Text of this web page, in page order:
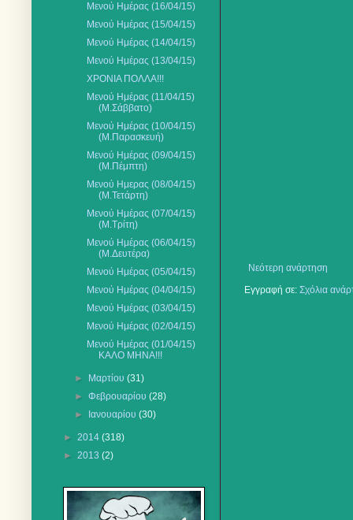
Νεότερη ανάρτηση
Εγγραφή σε: Σχόλια
Μενού Ημέρας (16/04/15)
Μενού Ημέρας (15/04/15)
Μενού Ημέρας (14/04/15)
Μενού Ημέρας (13/04/15)
ΧΡΟΝΙΑ ΠΟΛΛΑ!!!
Μενού Ημέρας (11/04/15)
(Μ.Σάββατο)
Μενού Ημέρας (10/04/15)
(Μ.Παρασκευή)
Μενού Ημέρας (09/04/15)
(Μ.Πέμπτη)
Μενού Ημερας (08/04/15)
(Μ.Τετάρτη)
Μενού Ημέρας (07/04/15)
(Μ.Τρίτη)
Μενού Ημέρας (06/04/15)
(Μ.Δευτέρα)
Μενού Ημέρας (05/04/15)
Μενού Ημέρας (04/04/15)
Μενού Ημέρας (03/04/15)
Μενού Ημέρας (02/04/15)
Μενού Ημέρας (01/04/15)
ΚΑΛΟ ΜΗΝΑ!!!
► Μαρτίου(31)
►Φεβρουαρίου(28)
►
Ιανουαρίου(30)
► 2014 (318)
► 2013 (2)